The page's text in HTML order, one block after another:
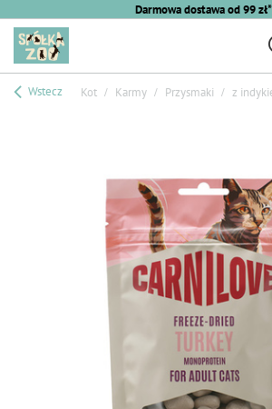
Darmowa dostawa od 99 zł*
Wstecz Kot Karmy Przysmaki z